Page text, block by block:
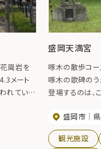
崗岩を
メート
れている
がありま
されてい
盛岡天満宮
啄木の散歩コ
啄木の歌碑のう
登場するのは、
だ、と云った様
盛岡市
観光施設